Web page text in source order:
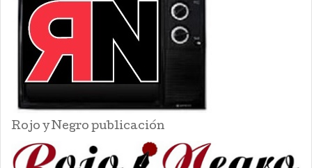
Rojo y Negro publicación